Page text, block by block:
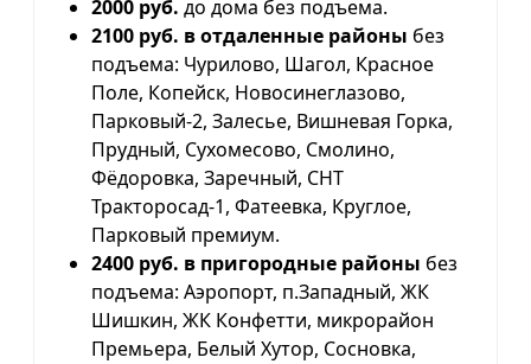
2000 руб. до дома без подъема.
2100 руб. в отдаленные районы без
подъема: Чурилово, Шагол, Красное
Поле, Копейск, Новосинеглазово,
Парковый-2, Залесье, Вишневая Горка,
Прудный, Сухомесово, Смолино,
Фёдоровка, Заречный, СНТ
Тракторосад-1, Фатеевка, Круглое,
Парковый премиум.
2400 руб. в пригородные районы без
подъема: Аэропорт, п.Западный, ЖК
Шишкин, ЖК Конфетти, микрорайон
Премьера, Белый Хутор, Сосновка,